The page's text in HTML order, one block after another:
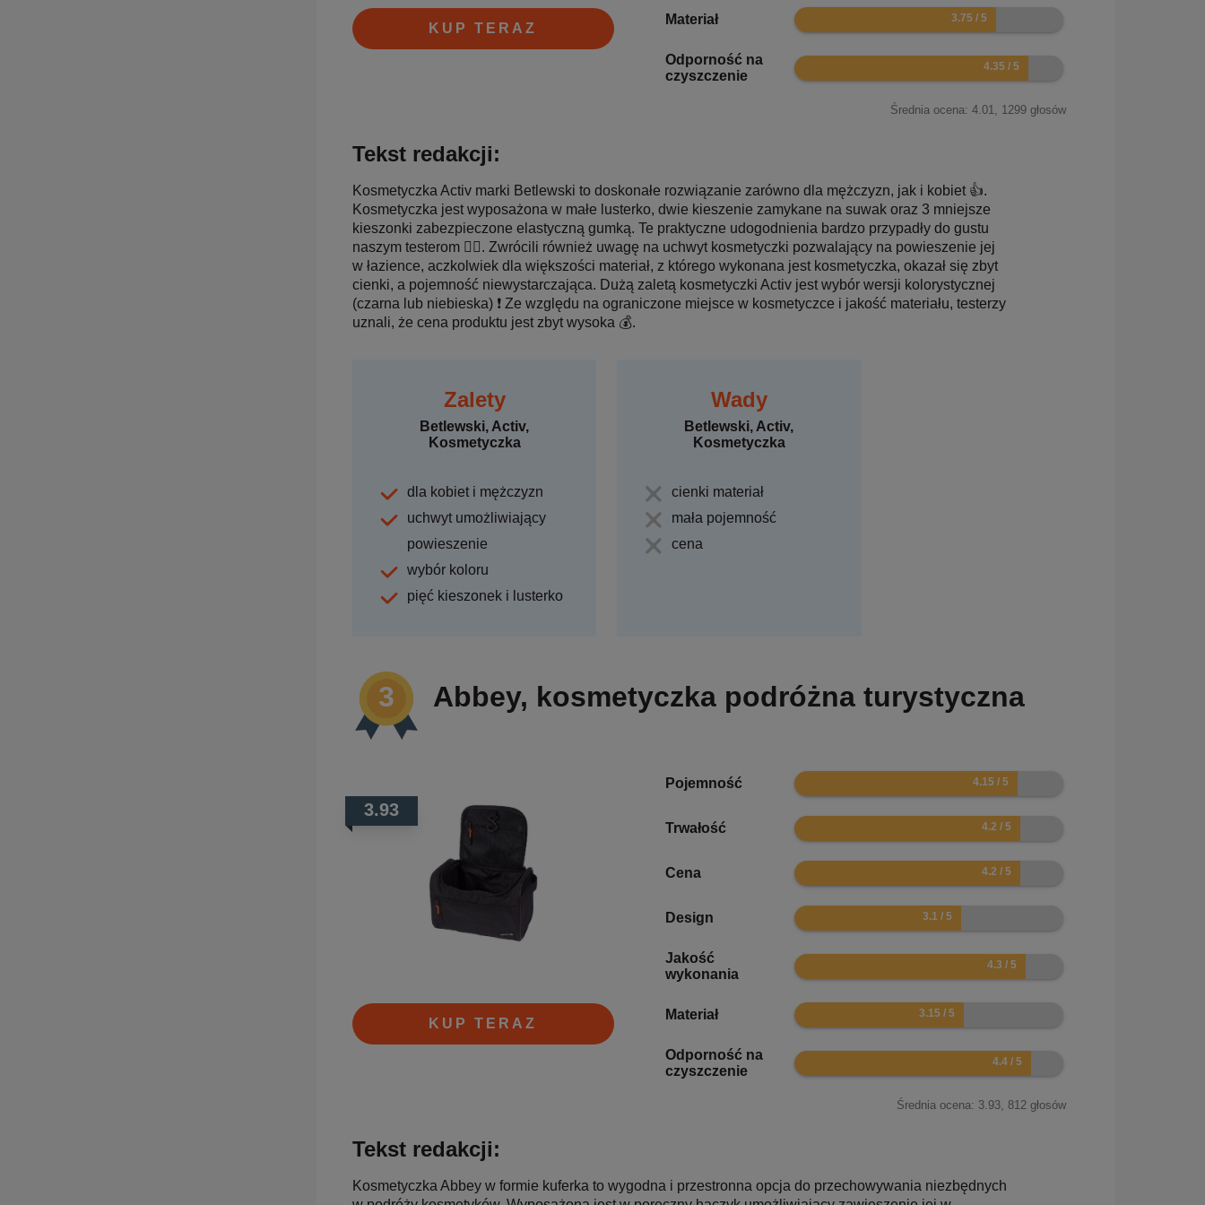
KUP TERAZ
Materiał 7.5
Odporność na
czyszczenie
8.7
Średnia ocena: 4.01, 1299 głosów
Tekst redakcji:
Kosmetyczka Activ marki Betlewski to doskonałe rozwiązanie zarówno dla mężczyzn, jak i kobiet 👍.
Kosmetyczka jest wyposażona w małe lusterko, dwie kieszenie zamykane na suwak oraz 3 mniejsze
kieszonki zabezpieczone elastyczną gumką. Te praktyczne udogodnienia bardzo przypadły do gustu
naszym testerom 👱‍♂️. Zwrócili również uwagę na uchwyt kosmetyczki pozwalający na powieszenie jej
w łazience, aczkolwiek dla większości materiał, z którego wykonana jest kosmetyczka, okazał się zbyt
cienki, a pojemność niewystarczająca. Dużą zaletą kosmetyczki Activ jest wybór wersji kolorystycznej
(czarna lub niebieska) ❗️ Ze względu na ograniczone miejsce w kosmetyczce i jakość materiału, testerzy
uznali, że cena produktu jest zbyt wysoka 💰.
Zalety
Betlewski, Activ,
Kosmetyczka
dla kobiet i mężczyzn
uchwyt umożliwiający
powieszenie
wybór koloru
pięć kieszonek i lusterko
Wady
Betlewski, Activ,
Kosmetyczka
cienki materiał
mała pojemność
cena
Abbey, kosmetyczka podróżna turystyczna
3.93
KUP TERAZ
Pojemność 8.3
Trwałość 8.4
Cena 8.4
Design 6.2
Jakość
wykonania
8.6
Materiał 6.3
Odporność na
czyszczenie
8.8
Średnia ocena: 3.93, 812 głosów
Tekst redakcji:
Kosmetyczka Abbey w formie kuferka to wygodna i przestronna opcja do przechowywania niezbędnych